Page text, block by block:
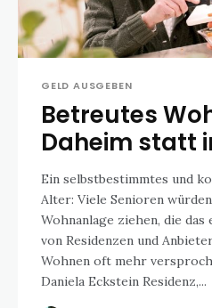
GELD AUSGEBEN
Betreutes
Daheim statt
Ein selbstbestimmtes und
Alter: Viele Senioren
Wohnanlage ziehen, die
von Residenzen und
Wohnen oft mehr versprochen
Daniela Eckstein Residenz,...